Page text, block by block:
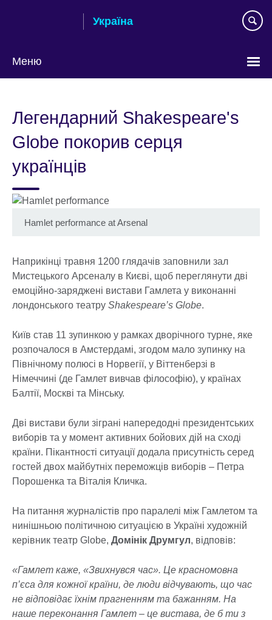
Україна
Меню
language
Легендарний Shakespeare's
Globe покорив серця
українців
Hamlet performance at Arsenal
Наприкінці травня 1200 глядачів заповнили зал
Мистецького Арсеналу в Києві, щоб переглянути дві
емоційно-заряджені вистави Гамлета у виконанні
лондонського театру Shakespeare’s Globe.
Київ став 11 зупинкою у рамках дворічного турне, яке
розпочалося в Амстердамі, згодом мало зупинку на
Північному полюсі в Норвегії, у Віттенберзі в
Німеччині (де Гамлет вивчав філософію), у країнах
Балтії, Москві та Мінську.
Дві вистави були зіграні напередодні президентських
виборів та у момент активних бойових дій на сході
країни. Пікантності ситуації додала присутність серед
гостей двох майбутніх переможців виборів – Петра
Порошенка та Віталія Кличка.
На питання журналістів про паралелі між Гамлетом та
нинішньою політичною ситуацією в Україні художній
керівник театр Globe, Домінік Друмгул, відповів:
«Гамлет каже, «Звихнувся час». Це красномовна
п’єса для кожної країни, де люди відчувають, що час
не відповідає їхнім прагненням та бажанням. На
наше переконання Гамлет – це вистава, де б ти з